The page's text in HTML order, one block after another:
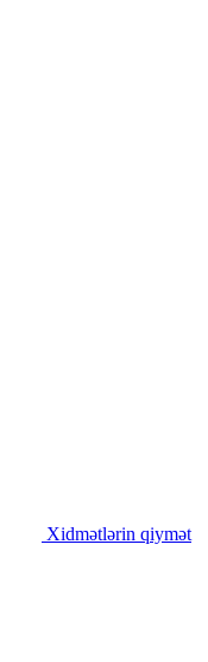
Xidmətlərin qiymət